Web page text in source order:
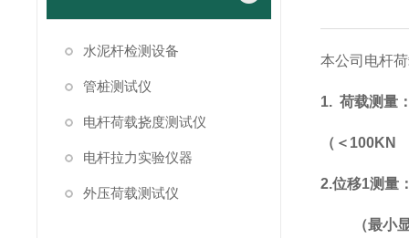
水泥杆检测设备
管桩测试仪
电杆荷载挠度测试仪
电杆拉力实验仪器
外压荷载测试仪
本公司电杆
1. 荷载测量
（＜ 100KN
2.位移1测量
（最小